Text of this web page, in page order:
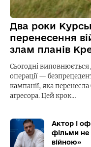
Два роки
перенесення
злам планів
Сьогодні виповнюється
операції —
кампанії, яка
агресора. Цей крок…
Актор і
фільми не
війною»